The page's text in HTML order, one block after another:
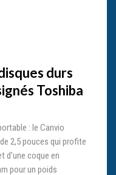
durs
Toshiba
: le Canvio
2,5 pouces qui profite
d'une coque en
pour un poids